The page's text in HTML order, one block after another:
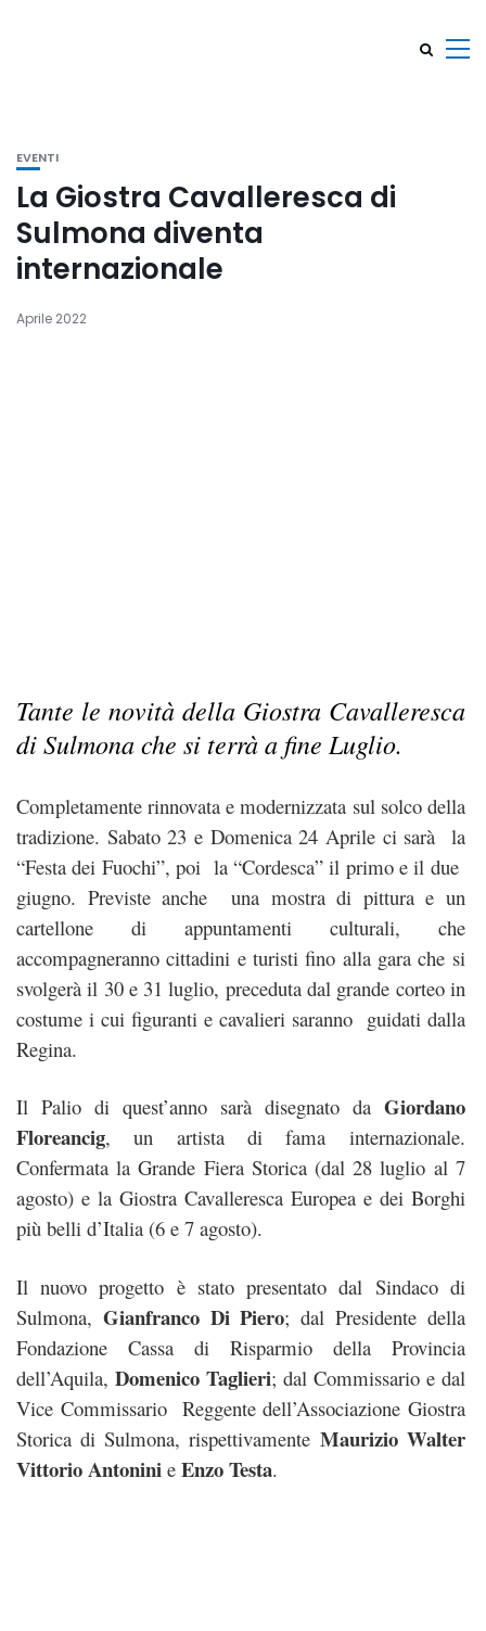
EVENTI
La Giostra Cavalleresca di
Sulmona diventa
internazionale
Aprile 2022
Tante le novità della Giostra Cavalleresca
di Sulmona che si terrà a fine Luglio.
Completamente rinnovata e modernizzata sul solco della
tradizione. Sabato 23 e Domenica 24 Aprile ci sarà la
“Festa dei Fuochi”, poi la “Cordesca” il primo e il due
giugno. Previste anche una mostra di pittura e un
cartellone di appuntamenti culturali, che
accompagneranno cittadini e turisti fino alla gara che si
svolgerà il 30 e 31 luglio, preceduta dal grande corteo in
costume i cui figuranti e cavalieri saranno guidati dalla
Regina.
Il Palio di quest’anno sarà disegnato da Giordano
Floreancig, un artista di fama internazionale.
Confermata la Grande Fiera Storica (dal 28 luglio al 7
agosto) e la Giostra Cavalleresca Europea e dei Borghi
più belli d’Italia (6 e 7 agosto).
Il nuovo progetto è stato presentato dal Sindaco di
Sulmona, Gianfranco Di Piero; dal Presidente della
Fondazione Cassa di Risparmio della Provincia
dell’Aquila, Domenico Taglieri; dal Commissario e dal
Vice Commissario Reggente dell’Associazione Giostra
Storica di Sulmona, rispettivamente Maurizio Walter
Vittorio Antonini e Enzo Testa.